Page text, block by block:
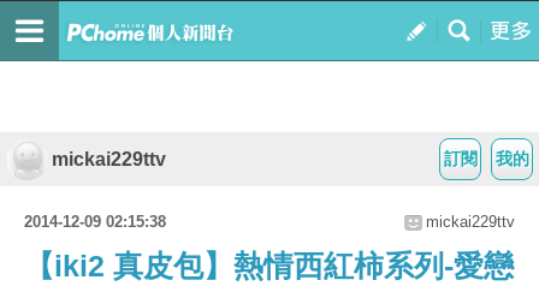
我的
訂閱
mickai229ttv
2014-12-09 02:15:38 mickai229ttv
【iki2 真皮包】熱情西紅柿系列-愛戀